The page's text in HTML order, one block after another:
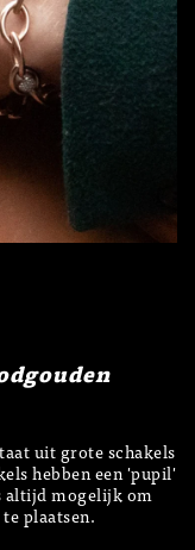
uit grote schakels
hebben een 'pupil'
altijd mogelijk om
plaatsen.